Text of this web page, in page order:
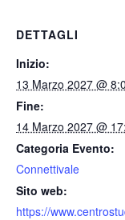
DETTAGLI
Inizio:
13 Marzo 2027 @
Fine:
14 Marzo 2027 @
Categoria Evento:
Connettivale
Sito web:
https://